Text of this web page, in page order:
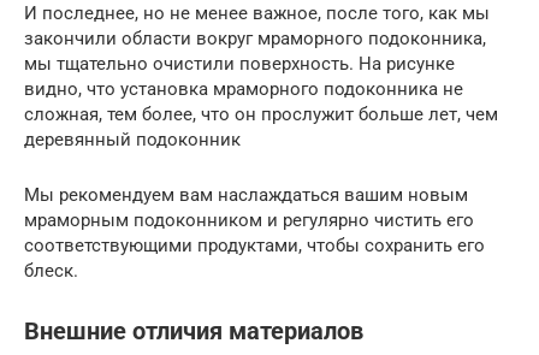
И последнее, но не менее важное, после того, как мы
закончили области вокруг мраморного подоконника,
мы тщательно очистили поверхность. На рисунке
видно, что установка мраморного подоконника не
сложная, тем более, что он прослужит больше лет, чем
деревянный подоконник
Мы рекомендуем вам наслаждаться вашим новым
мраморным подоконником и регулярно чистить его
соответствующими продуктами, чтобы сохранить его
блеск.
Внешние отличия материалов